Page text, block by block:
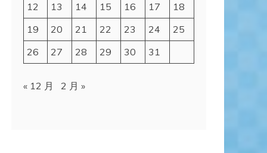
12
13 14 15 16 17
18
19
20 21 22 23 24
25
26
27 28 29 30 31
« 12 月 2 月 »